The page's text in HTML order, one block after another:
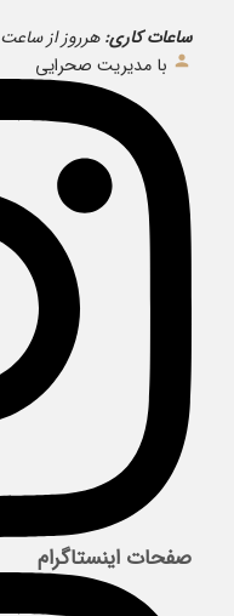
ساعات کاری: هرروز از ساعت ۱۰ تا ۱۷
با مدیریت صحرایی
صفحات اینستاگرام